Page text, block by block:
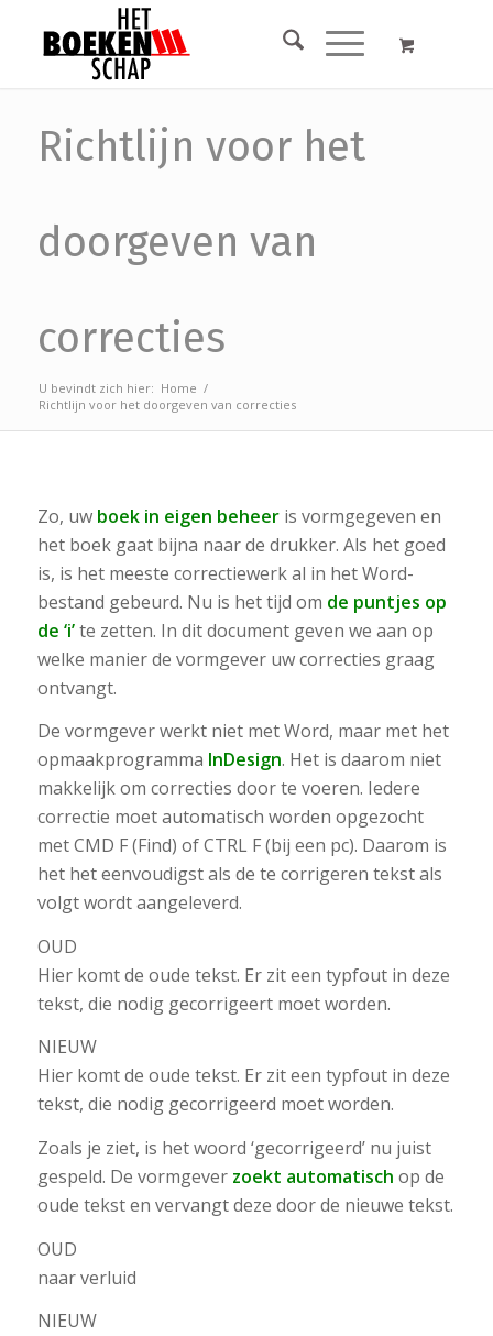
Richtlijn voor het
doorgeven van
correcties
U bevindt zich hier: Home /
Richtlijn voor het doorgeven van correcties
Zo, uw boek in eigen beheeris vormgegeven en
het boek gaat bijna naar de drukker. Als het goed
is, is het meeste correctiewerk al in het Word-
bestand gebeurd. Nu is het tijd om de puntjes op
de ‘i’te zetten. In dit document geven we aan op
welke manier de vormgever uw correcties graag
ontvangt.
De vormgever werkt niet met Word, maar met het
opmaakprogramma InDesign. Het is daarom niet
makkelijk om correcties door te voeren. Iedere
correctie moet automatisch worden opgezocht
met CMD F (Find) of CTRL F (bij een pc). Daarom is
het het eenvoudigst als de te corrigeren tekst als
volgt wordt aangeleverd.
OUD
Hier komt de oude tekst. Er zit een typfout in deze
tekst, die nodig gecorrigeert moet worden.
NIEUW
Hier komt de oude tekst. Er zit een typfout in deze
tekst, die nodig gecorrigeerd moet worden.
Zoals je ziet, is het woord ‘gecorrigeerd’ nu juist
gespeld. De vormgever zoekt automatisch op de
oude tekst en vervangt deze door de nieuwe tekst.
OUD
naar verluid
NIEUW